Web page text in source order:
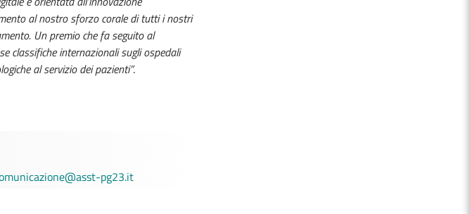
al nostro sforzo corale di tutti i nostri
Un premio che fa seguito al
classifiche internazionali sugli ospedali
al servizio dei pazienti”.
pg23.it